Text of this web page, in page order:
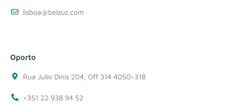
lisboa@belzuz.com
Oporto
Rua Julio Dinis 204, Off 314 4050-318
+351 22 938 94 52